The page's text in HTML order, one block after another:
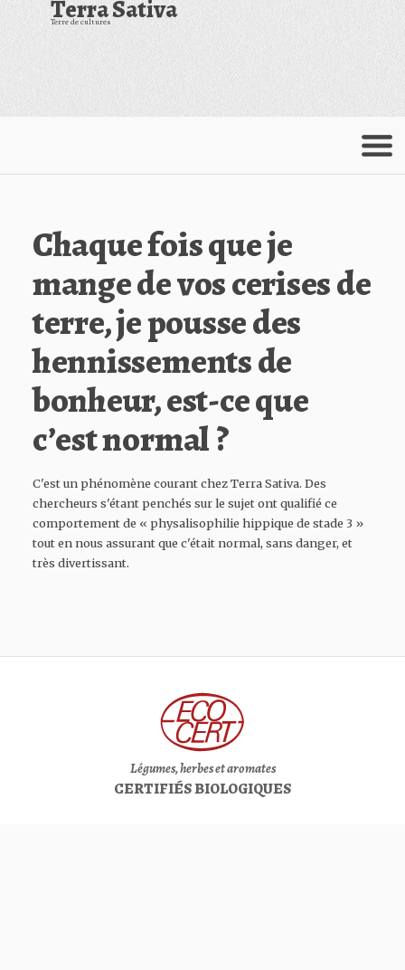
Terra Sativa
Terre de cultures
Chaque fois que je
mange de vos cerises de
terre, je pousse des
hennissements de
bonheur, est-ce que
c’est normal ?
C'est un phénomène courant chez Terra Sativa. Des
chercheurs s'étant penchés sur le sujet ont qualifié ce
comportement de « physalisophilie hippique de stade 3 »
tout en nous assurant que c'était normal, sans danger, et
très divertissant.
Légumes, herbes et aromates
CERTIFIÉS BIOLOGIQUES